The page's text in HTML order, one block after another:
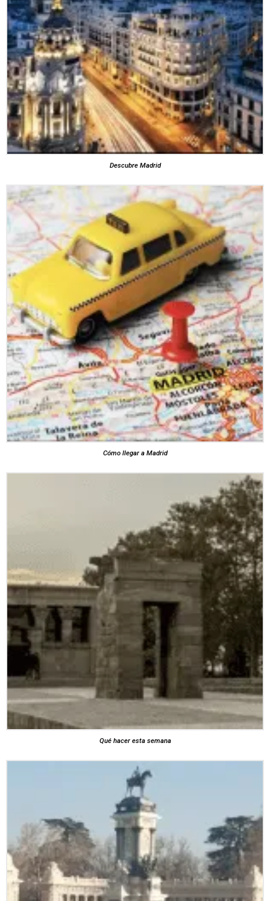
Descubre Madrid
Cómo llegar a Madrid
Qué hacer esta semana